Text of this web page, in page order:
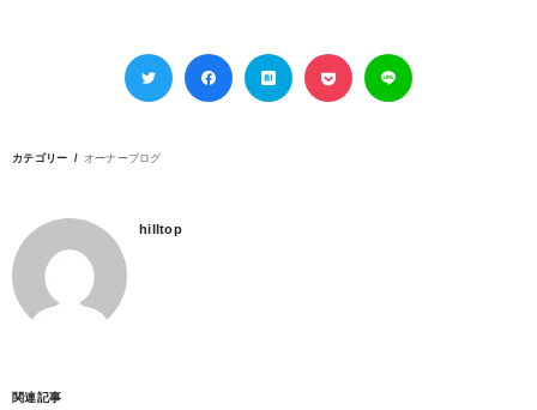
カテゴリー オーナーブログ
hilltop
関連記事